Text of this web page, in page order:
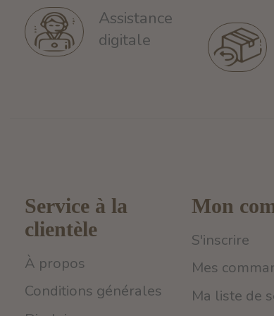
Assistance
digitale
Service à la
clientèle
À propos
Conditions générales
Mon
S'inscrire
Mes
Ma liste de